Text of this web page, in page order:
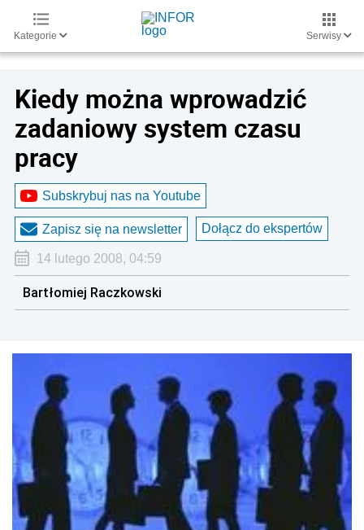
Kategorie Serwisy
Kiedy można wprowadzić
zadaniowy system czasu
pracy
Subskrybuj nas na Youtube
Zapisz się na newsletter Dołącz do ekspertów
14 lutego 2008, 04:59
Bartłomiej Raczkowski